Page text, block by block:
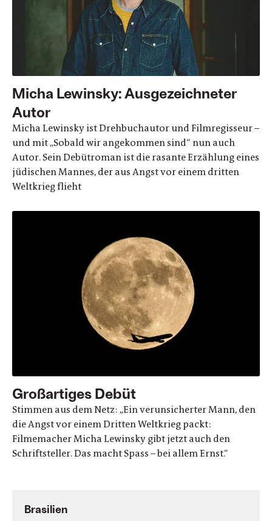
Micha Lewinsky: Ausgezeichneter
Autor
Micha Lewinsky ist Drehbuchautor und Filmregisseur –
und mit „Sobald wir angekommen sind“ nun auch
Autor. Sein Debütroman ist die rasante Erzählung eines
jüdischen Mannes, der aus Angst vor einem dritten
Weltkrieg flieht
Großartiges Debüt
Stimmen aus dem Netz: „Ein verunsicherter Mann, den
die Angst vor einem Dritten Weltkrieg packt:
Filmemacher Micha Lewinsky gibt jetzt auch den
Schriftsteller. Das macht Spass – bei allem Ernst.“
Brasilien